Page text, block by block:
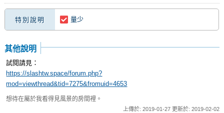
特別說明 量少
其他說明
試閱請見：
https://slashtw.space/forum.php?
mod=viewthread&tid=7275&fromuid=4653
想待在屬於我看得見風景的房間裡。
上傳於: 2019-01-27 更新於: 2019-02-02